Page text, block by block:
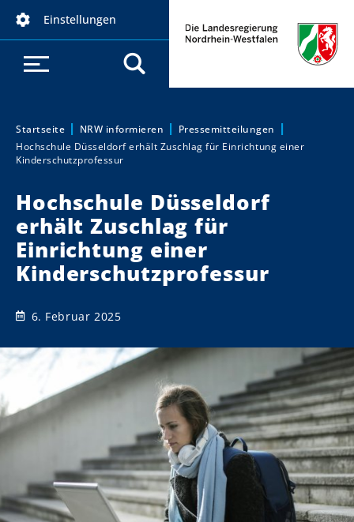
Einstellungen
Sie sind hier:
Startseite NRW informieren
Pressemitteilungen
Hochschule Düsseldorf erhält Zuschlag für Einrichtung einer
Kinderschutzprofessur
Hochschule Düsseldorf
erhält Zuschlag für
Einrichtung einer
Kinderschutzprofessur
6. Februar 2025